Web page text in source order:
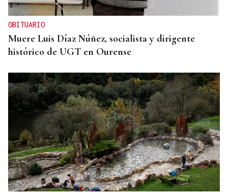
OBITUARIO
Muere Luis Díaz Núñez, socialista y dirigente
histórico de UGT en Ourense